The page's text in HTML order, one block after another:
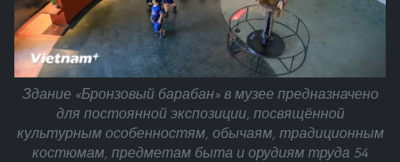
Здание «Бронзовый барабан» в музее предназначено
для постоянной экспозиции, посвящённой
культурным особенностям, обычаям, традиционным
костюмам, предметам быта и орудиям труда 54